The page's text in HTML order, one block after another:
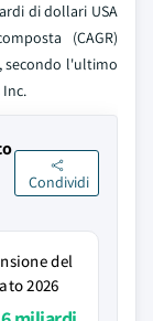
di dollari USA
(CAGR)
secondo l'ultimo
Condividi
del
2026